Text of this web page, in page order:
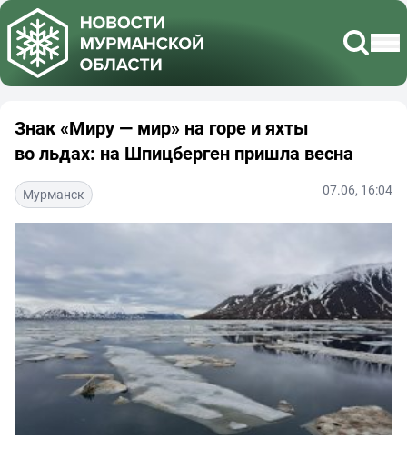
Знак «Миру — мир» на горе и яхты
во льдах: на Шпицберген пришла весна
Мурманск 07.06, 16:04